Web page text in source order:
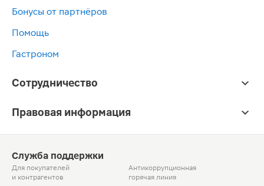
Бонусы от партнёров
Помощь
Гастроном
Сотрудничество
Правовая информация
Служба поддержки
Для покупателей
и контрагентов
Антикоррупционная
горячая линия